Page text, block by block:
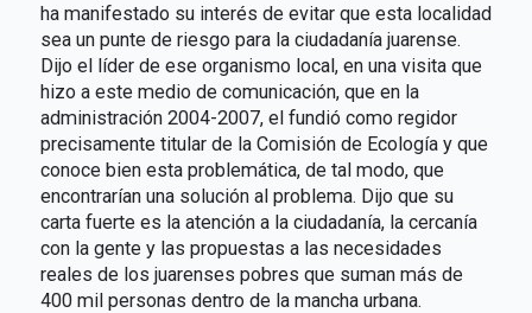
ha manifestado su interés de evitar que esta localidad
sea un punte de riesgo para la ciudadanía juarense.
Dijo el líder de ese organismo local, en una visita que
hizo a este medio de comunicación, que en la
administración 2004-2007, el fundió como regidor
precisamente titular de la Comisión de Ecología y que
conoce bien esta problemática, de tal modo, que
encontrarían una solución al problema. Dijo que su
carta fuerte es la atención a la ciudadanía, la cercanía
con la gente y las propuestas a las necesidades
reales de los juarenses pobres que suman más de
400 mil personas dentro de la mancha urbana.